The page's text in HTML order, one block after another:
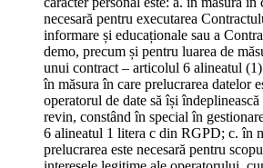
necesară pentru executarea
informare și educaționale sau a
demo, precum și pentru luarea de
unui contract – articolul 6 alineatul
în măsura în care prelucrarea datelor
operatorul de date să își
revin, constând în special în
6 alineatul 1 litera c din RGPD; c. în
prelucrarea este necesară pentru